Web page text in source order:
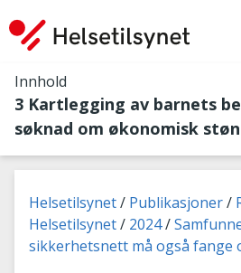
Innhold
3 Kartlegging av barnets
søknad om økonomisk
Du er her:
Helsetilsynet Publikasjoner
Helsetilsynet
2024
sikkerhetsnett må også fange